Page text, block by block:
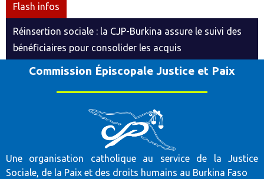
Flash infos
Réinsertion sociale : la CJP-Burkina assure le suivi des
bénéficiaires pour consolider les acquis
Commission Épiscopale Justice et Paix
Une organisation catholique au service de la Justice
Sociale, de la Paix et des droits humains au Burkina Faso